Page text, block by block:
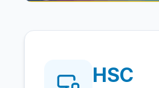
HSC